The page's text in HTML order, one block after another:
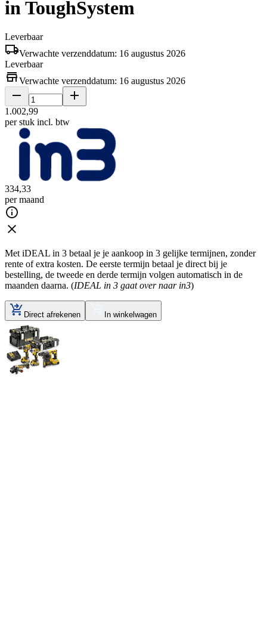
in ToughSystem
Leverbaar
Verwachte verzenddatum: 16 augustus 2026
Leverbaar
Verwachte verzenddatum: 16 augustus 2026
1 .002,99
per stuk incl. btw
334,33
per maand
Met iDEAL in 3 betaal je je aankoop in 3 gelijke termijnen, zonder
rente of extra kosten. De eerste termijn betaal je direct bij je
bestelling, de tweede en derde termijn volgen automatisch in de
maanden daarna. (IDEAL in 3 gaat over naar in3)
Direct afrekenen In winkelwagen